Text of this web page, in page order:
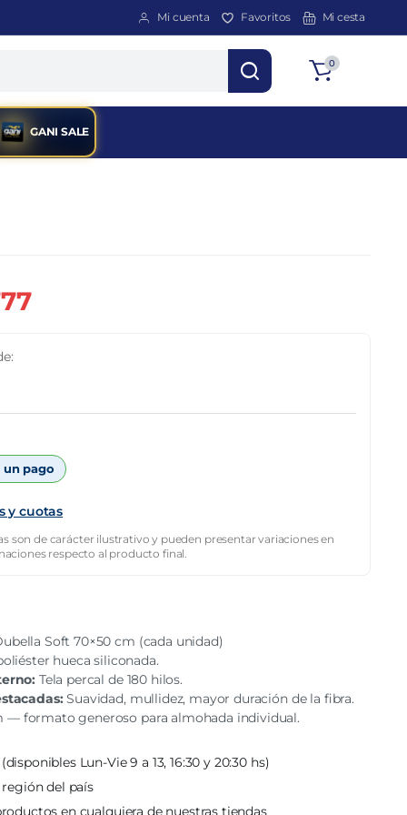
Mi cuenta Favoritos Mi cesta
0
GANI SALE
un pago
y cuotas
son de carácter ilustrativo y pueden presentar variaciones en
respecto al producto final.
Soft 70×50 cm (cada unidad)
hueca siliconada.
Tela percal de 180 hilos.
Suavidad, mullidez, mayor duración de la fibra.
— formato generoso para almohada individual.
(disponibles Lun-Vie 9 a 13, 16:30 y 20:30 hs)
del país
en cualquiera de nuestras tiendas